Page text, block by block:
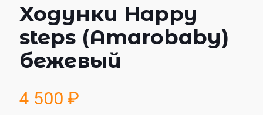
Ходунки Happy
steps (Amarobaby)
бежевый
4 500 ₽